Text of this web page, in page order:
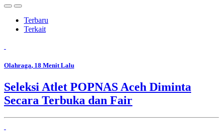
Terbaru
Terkait
Olahraga, 18 Menit Lalu
Seleksi Atlet POPNAS Aceh Diminta
Secara Terbuka dan Fair